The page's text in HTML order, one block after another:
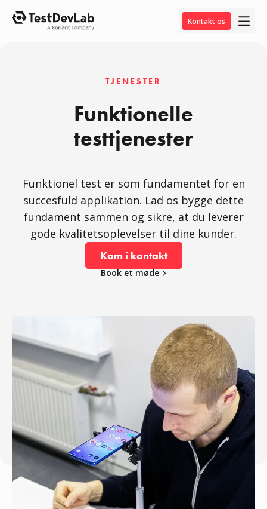
Kontakt os
TJENESTER
Funktionelle
testtjenester
Funktionel test er som fundamentet for en
succesfuld applikation. Lad os bygge dette
fundament sammen og sikre, at du leverer
gode kvalitetsoplevelser til dine kunder.
Kom i kontakt
Book et møde